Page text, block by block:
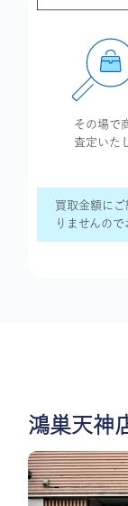
その場で
査定いた
買取金額に
りませんの
鴻巣天神